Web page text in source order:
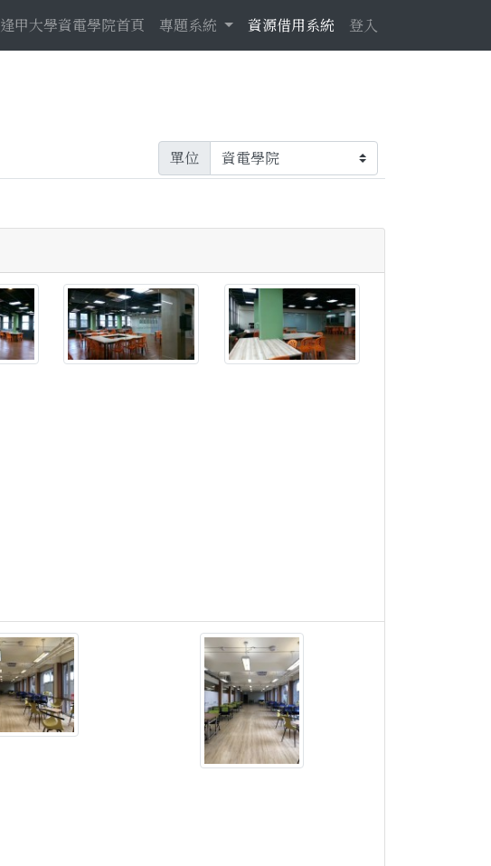
逢甲大學資電學院首頁 專題系統 資源借用系統 登入
單位